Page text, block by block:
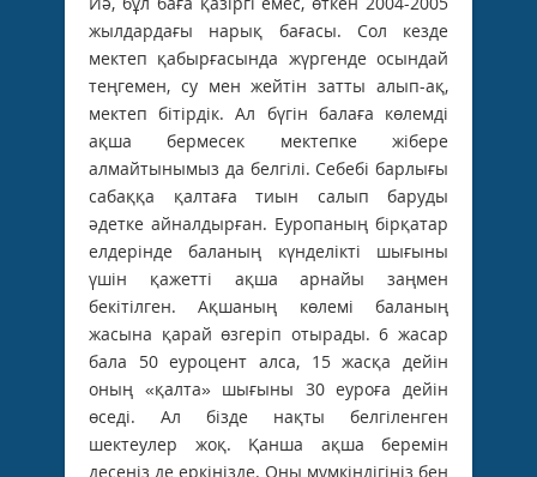
жылдардағы нарық бағасы. Сол кезде
мектеп қабырғасында жүргенде осындай
теңгемен, су мен жейтін затты алып-ақ,
мектеп бітірдік. Ал бүгін балаға көлемді
ақша бермесек мектепке жібере
алмайтынымыз да белгілі. Себебі барлығы
сабаққа қалтаға тиын салып баруды
әдетке айналдырған. Еуропаның бірқатар
елдерінде баланың күнделікті шығыны
үшін қажетті ақша арнайы заңмен
бекітілген. Ақшаның көлемі баланың
жасына қарай өзгеріп отырады. 6 жасар
бала 50 еуроцент алса, 15 жасқа дейін
оның «қалта» шығыны 30 еуроға дейін
өседі. Ал бізде нақты белгіленген
шектеулер жоқ. Қанша ақша беремін
десеңіз де еркіңізде. Оны мүмкіндігіңіз бен